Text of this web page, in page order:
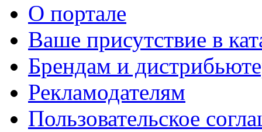
О портале
Ваше присутствие в
Брендам и
Рекламодателям
Пользовательское